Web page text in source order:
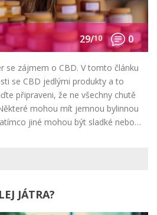
29/10 0
se zájmem o CBD. V tomto článku
se CBD jedlými produkty a to
připraveni, že ne všechny chutě
mohou mít jemnou bylinnou
jiné mohou být sladké nebo
JÁTRA?